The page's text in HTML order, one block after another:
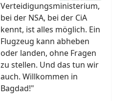
Verteidigungsministerium,
bei der NSA, bei der CiA
kennt, ist alles möglich. Ein
Flugzeug kann abheben
oder landen, ohne Fragen
zu stellen. Und das tun wir
auch. Willkommen in
Bagdad!"